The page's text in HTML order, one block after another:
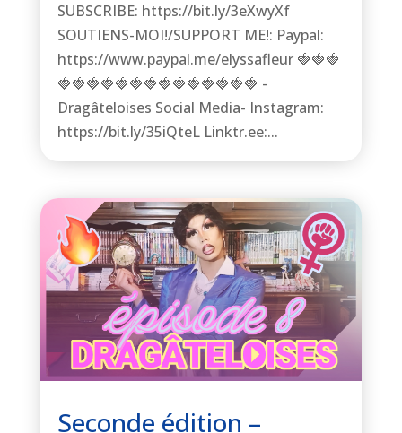
SUBSCRIBE: https://bit.ly/3eXwyXf
SOUTIENS-MOI!/SUPPORT ME!: Paypal:
https://www.paypal.me/elyssafleur 🍓🍓🍓
🍓🍓🍓🍓🍓🍓🍓🍓🍓🍓🍓🍓🍓🍓 -
Dragâteloises Social Media- Instagram:
https://bit.ly/35iQteL Linktr.ee:...
Seconde édition –